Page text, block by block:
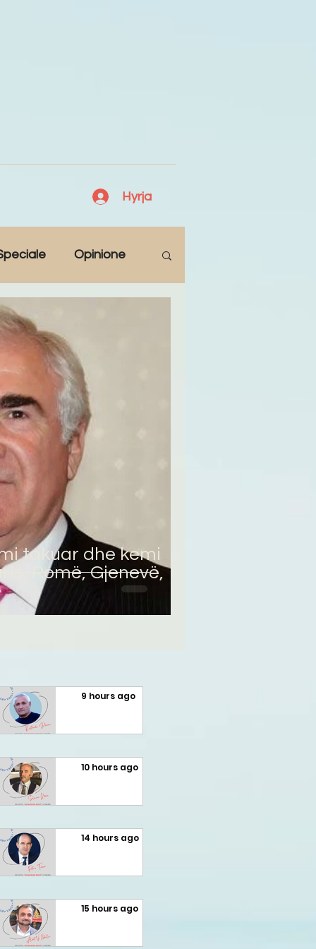
Hyrja
Opinione
takuar dhe kemi
Romë, Gjenevë,
Fatmir
Terziu:
Dhamo
dhe
diksursi i
variacio
9 hours ago
Selman
Meziu:
RAMËS
10 hours ago
Fatmir
Terziu:
14 hours ago
15 hours ago